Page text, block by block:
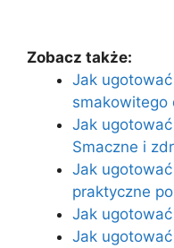
Zobacz także:
Jak
smakowitego
Jak
Smaczne i
Jak
praktyczne
Jak
Jak